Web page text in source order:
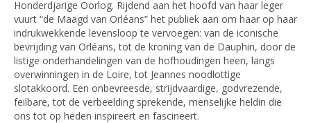
Honderdjarige Oorlog. Rijdend aan het hoofd van haar leger
vuurt “de Maagd van Orléans” het publiek aan om haar op haar
indrukwekkende levensloop te vervoegen: van de iconische
bevrijding van Orléans, tot de kroning van de Dauphin, door de
listige onderhandelingen van de hofhoudingen heen, langs
overwinningen in de Loire, tot Jeannes noodlottige
slotakkoord. Een onbevreesde, strijdvaardige, godvrezende,
feilbare, tot de verbeelding sprekende, menselijke heldin die
ons tot op heden inspireert en fascineert.